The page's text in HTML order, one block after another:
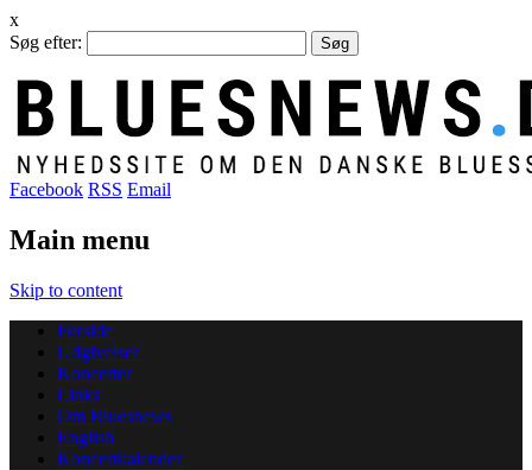
x
Søg efter:
Facebook RSS Email
Main menu
Skip to content
Forside
Udgivelser
Koncerter
Links
Om Bluesnews
English
Koncertkalender